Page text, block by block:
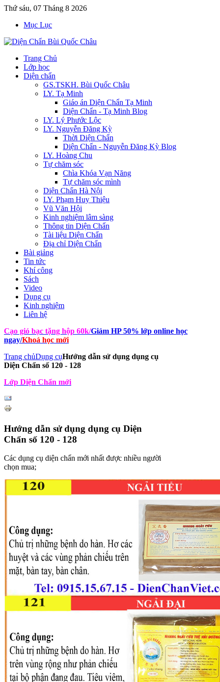
Thứ sáu, 07 Tháng 8 2026
Mục Lục
Trang Chủ
Lớp học
Diện chẩn
GS.TSKH. Bùi Quốc Châu
LY. Tạ Minh
Giáo án Diện Chẩn Tạ Minh
Diện Chẩn - Tạ Minh Blog
LY. Lý Phước Lộc
LY. Nguyễn Đăng Kỳ
Thời Diện Chẩn
Diện Chẩn - Nguyễn Đăng Kỳ Blog
LY. Hoàng Chu
Tự chăm sóc
Chìa Khóa Vạn Năng
Tự chăm sóc mình
Diện Chẩn Hà Nội
LY. Phạm Huy Thiệu
Vũ Văn Hội
Kinh nghiệm lâm sàng
Thông tin Diện Chẩn
Tài liệu Diện Chẩn
Địa chỉ Diện Chẩn
Bài giảng
Tin tức
Khí công
Sách
Video
Dụng cụ
Kinh nghiệm
Liên hệ
Cạo gió bạc tặng hộp 60k/Giảm HP 50% lớp online học
ngay/Khoá học mới
Trang chủDụng cụHướng dẫn sử dụng dụng cụ
Diện Chẩn số 120 - 128
Lớp Diện Chẩn mới
Hướng dẫn sử dụng dụng cụ Diện
Chẩn số 120 - 128
Các dụng cụ diện chẩn mới nhất được nhiều người
chọn mua;